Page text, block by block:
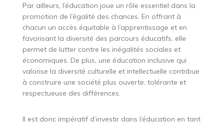
Par ailleurs, l’éducation joue un rôle essentiel dans la
promotion de l’égalité des chances. En offrant à
chacun un accès équitable à l’apprentissage et en
favorisant la diversité des parcours éducatifs, elle
permet de lutter contre les inégalités sociales et
économiques. De plus, une éducation inclusive qui
valorise la diversité culturelle et intellectuelle contribue
à construire une société plus ouverte, tolérante et
respectueuse des différences.
Il est donc impératif d’investir dans l’éducation en tant